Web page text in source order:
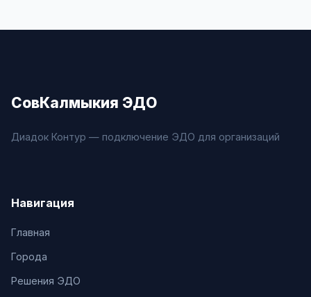
СовКалмыкия ЭДО
Диадок Контур — подключение ЭДО для организаций
Навигация
Главная
Города
Решения ЭДО